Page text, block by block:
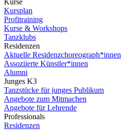
Kursplan
Profitraining
Kurse & Workshops
Tanzklubs
Residenzen
Aktuelle Residenzchoreograph*innen
Assoziierte Künstler*innen
Alumni
Junges K3
Tanzstücke für junges Publikum
Angebote zum Mitmachen
Angebote für Lehrende
Professionals
Residenzen